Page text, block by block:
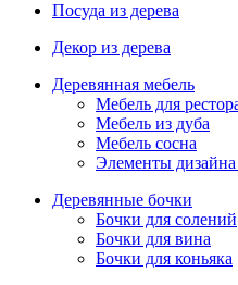
Посуда из дерева
Декор из дерева
Деревянная мебель
Мебель для
Мебель из дуба
Мебель сосна
Элементы дизайна
Деревянные бочки
Бочки для солений
Бочки для вина
Бочки для коньяка